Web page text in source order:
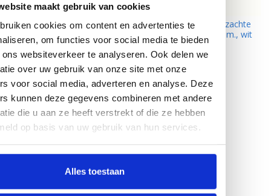
maakt gebruik van cookies
cookies om content en advertenties te
om functies voor social media te bieden
ons websiteverkeer te analyseren. Ook delen we
over uw gebruik van onze site met onze
voor social media, adverteren en analyse. Deze
kunnen deze gegevens combineren met andere
die u aan ze heeft verstrekt of die ze hebben
op basis van uw gebruik van hun services.
Alles toestaan
DynaLok LusCoins (zachte
kant) plakbaar, 13 mm.,
zwart
DynaLok LusCoins (zachte
kant) plakbaar, 13 mm., wit
vouwgordijnen